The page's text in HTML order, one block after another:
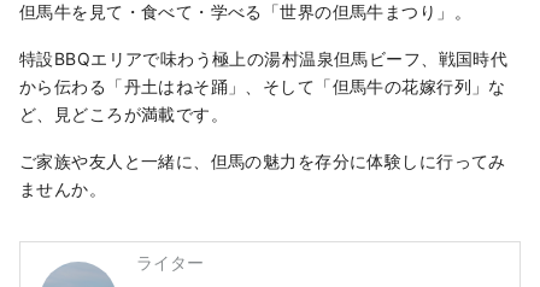
但馬牛を見て・食べて・学べる「世界の但馬牛まつり」。
特設BBQエリアで味わう極上の湯村温泉但馬ビーフ、戦国時代
から伝わる「丹土はねそ踊」、そして「但馬牛の花嫁行列」な
ど、見どころが満載です。
ご家族や友人と一緒に、但馬の魅力を存分に体験しに行ってみ
ませんか。
ライター